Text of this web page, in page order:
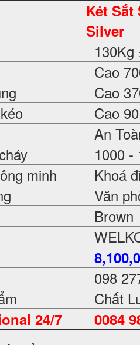
Két Sắt
Silver
130Kg
Cao
Cao
Cao
An
1000 -
minh
Khoá
Văn
Brown
098
Chất
24/7 0084